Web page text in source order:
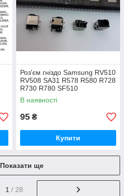
Роз'єм гніздо Samsung RV510
RV508 SA31 R578 R580 R728
R730 R780 SF510
В наявності
95 ₴
Купити
Показати ще
1 / 28